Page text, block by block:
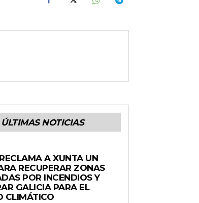
ÚLTIMAS NOTICIAS
A XUNTA UN
RECUPERAR ZONAS
POR INCENDIOS Y
GALICIA PARA EL
CLIMÁTICO